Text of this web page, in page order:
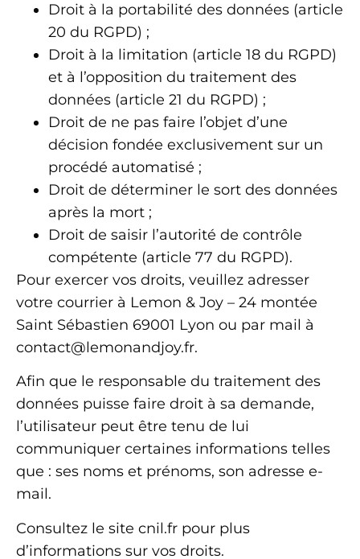
Droit à la portabilité des données (article
20 du RGPD) ;
Droit à la limitation (article 18 du RGPD)
et à l’opposition du traitement des
données (article 21 du RGPD) ;
Droit de ne pas faire l’objet d’une
décision fondée exclusivement sur un
procédé automatisé ;
Droit de déterminer le sort des données
après la mort ;
Droit de saisir l’autorité de contrôle
compétente (article 77 du RGPD).
Pour exercer vos droits, veuillez adresser
votre courrier à Lemon & Joy – 24 montée
Saint Sébastien 69001 Lyon ou par mail à
contact@lemonandjoy.fr.
Afin que le responsable du traitement des
données puisse faire droit à sa demande,
l’utilisateur peut être tenu de lui
communiquer certaines informations telles
que : ses noms et prénoms, son adresse e-
mail.
Consultez le site cnil.fr pour plus
d’informations sur vos droits.